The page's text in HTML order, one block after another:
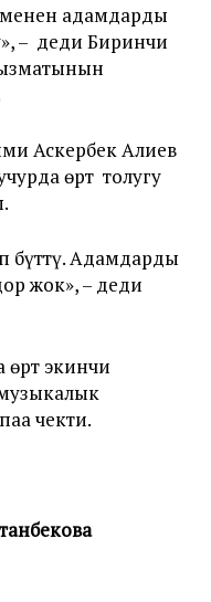
адамдарды
– деди Биринчи
Аскербек Алиев
өрт толугу
бүттү. Адамдарды
жок», – деди
экинчи
чекти.